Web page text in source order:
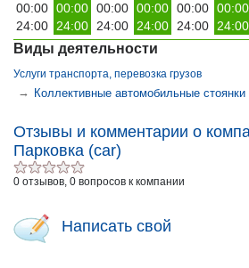
00:00 00:00 00:00 00:00 00:00 00:00
24:00
24:00 24:00 24:00 24:00 24:00
Виды деятельности
Услуги транспорта, перевозка грузов
→ Коллективные автомобильные стоянки
Отзывы и комментарии о
Парковка (car)
0 отзывов, 0 вопросов к компании
Написать свой